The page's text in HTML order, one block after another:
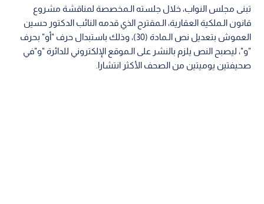
تبنى مجلس النواب، خلال جلسته الـمخصصة لمناقشة مشروع
قانون الـملكية العقارية، الـمقترح الذي قدمه النائب الدكتور حسين
العموش بتعديل نص الـمادة (30)، وذلك باستبدال حرف "أو" بحرف
"و"، ليصبح النص يلزم بالنشر على الـموقع الإلكتروني للدائرة "و"في
صحيفتين يوميتين من الصحف الأكثر انتشارا.